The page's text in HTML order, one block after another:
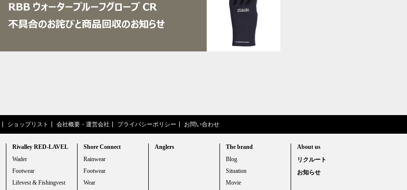
ショップリスト 会社概要・運営会社 プライバシーポリシー お問い合わせ
Rivalley RED-LAVEL
Wader
Footwear
Lifevest & Fishingvest
Shore Connect
Rainwear
Footwear
Wear
Anglers
The brand
Blog
Situation
Movie
About us
リクルート
お知らせ